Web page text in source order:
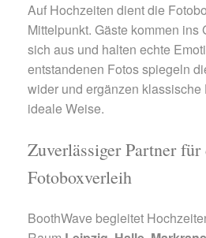
Auf Hochzeiten dient die
Mittelpunkt. Gäste kommen ins
sich aus und halten echte
entstandenen Fotos spiegeln
wider und ergänzen
ideale Weise.
Zuverlässiger Partner für
Fotoboxverleih
BoothWave begleitet